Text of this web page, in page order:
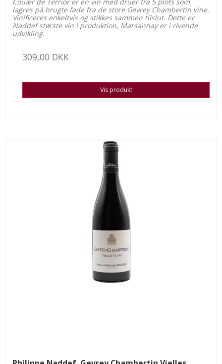
lagres på brugte fade fra de store Gevrey Chambertin vine.
Vinificeres enkeltvis og stikkes sammen tilslut. Dette er
Naddef største vin i produktion, Marsannay er i rivende
udvikling.
309,00 DKK
Vis produkt